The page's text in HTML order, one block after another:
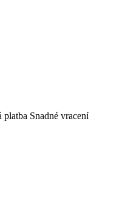
platba Snadné vracení